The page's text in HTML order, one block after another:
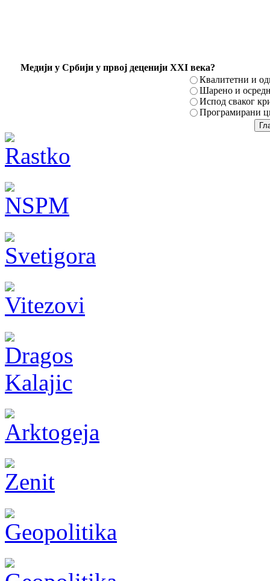
Mедији у Србији у првој деценији XXI века?
Квалитетни и
Шарено и
Испод сваког
Програмирани